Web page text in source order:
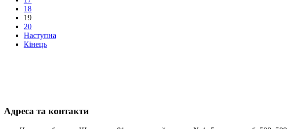
18
19
20
Наступна
Кінець
Адреса та контакти